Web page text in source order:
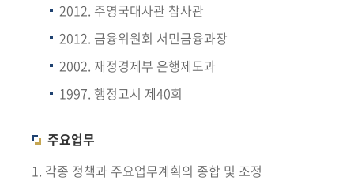
2012. 주영국대사관 참사관
2012. 금융위원회 서민금융과장
2002. 재정경제부 은행제도과
1997. 행정고시 제40회
주요업무
1. 각종 정책과 주요업무계획의 종합 및 조정